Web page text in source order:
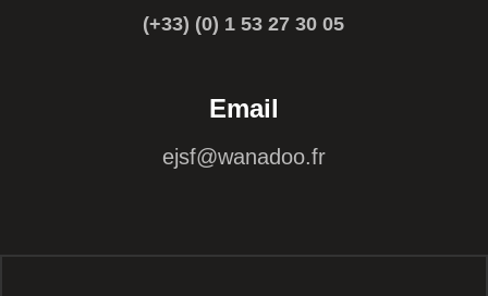
(+33) (0) 1 53 27 30 05
Email
ejsf@wanadoo.fr